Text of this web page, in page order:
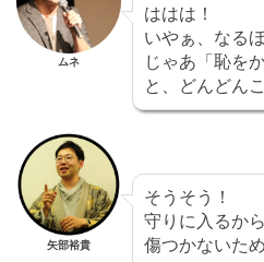
ムネ
ははは！
いやぁ、なるほ
じゃあ「恥を
と、どんどん
矢部裕貴
そうそう！
守りに入るから
傷つかないた